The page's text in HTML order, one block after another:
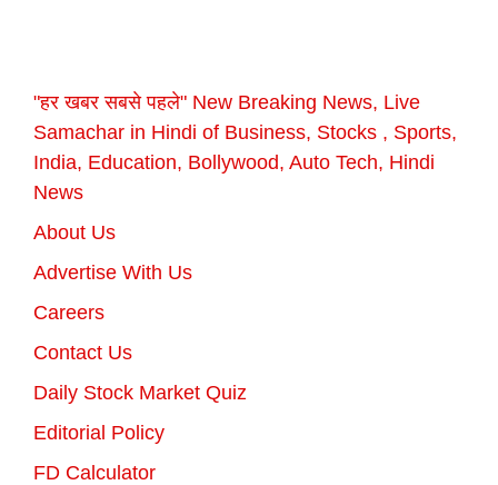
"हर खबर सबसे पहले" New Breaking News, Live
Samachar in Hindi of Business, Stocks , Sports,
India, Education, Bollywood, Auto Tech, Hindi
News
About Us
Advertise With Us
Careers
Contact Us
Daily Stock Market Quiz
Editorial Policy
FD Calculator